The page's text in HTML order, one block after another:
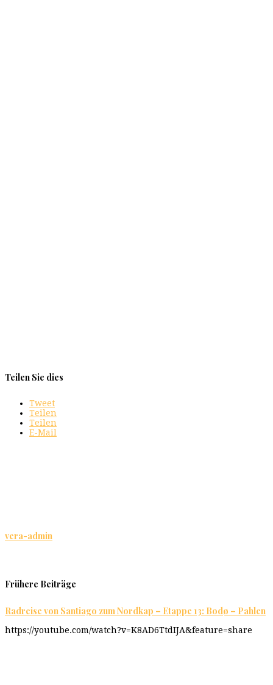
Teilen Sie dies
Tweet
Teilen
Teilen
E-Mail
vera-admin
Frühere Beiträge
Radreise von Santiago zum Nordkap – Etappe 13: Bodø – Pahlen
https://youtube.com/watch?v=K8AD6TtdIJA&feature=share